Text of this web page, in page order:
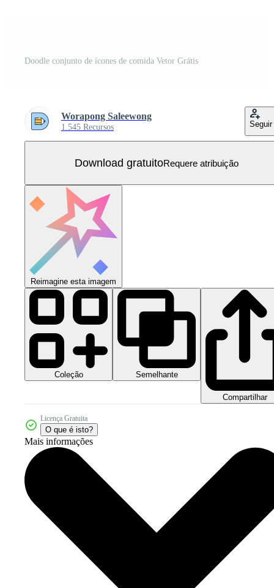
Doodle conjunto de ícones de comida Vetor Grátis
Worapong Saleewong
1.545 Recursos Seguir
Download gratuitoRequere atribuição
Reimagine esta imagem
Coleção Semelhante
Compartilhar
Licença Gratuita
O que é isto?
Mais informações